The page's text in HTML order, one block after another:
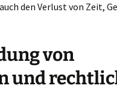
den Verlust von Zeit,
von
und